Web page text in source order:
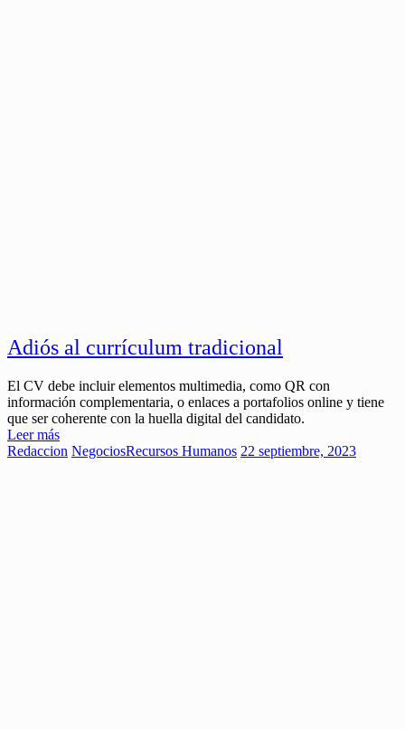
Adiós al currículum tradicional
El CV debe incluir elementos multimedia, como QR con
información complementaria, o enlaces a portafolios online y tiene
que ser coherente con la huella digital del candidato.
Leer más
Redaccion NegociosRecursos Humanos 22 septiembre, 2023